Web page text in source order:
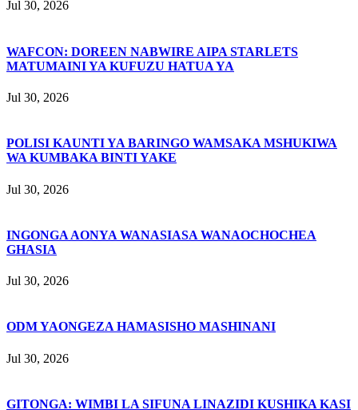
Jul 30, 2026
WAFCON: DOREEN NABWIRE AIPA STARLETS
MATUMAINI YA KUFUZU HATUA YA
Jul 30, 2026
POLISI KAUNTI YA BARINGO WAMSAKA MSHUKIWA
WA KUMBAKA BINTI YAKE
Jul 30, 2026
INGONGA AONYA WANASIASA WANAOCHOCHEA
GHASIA
Jul 30, 2026
ODM YAONGEZA HAMASISHO MASHINANI
Jul 30, 2026
GITONGA: WIMBI LA SIFUNA LINAZIDI KUSHIKA KASI